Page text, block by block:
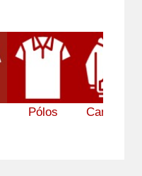
Pólos Camisolas